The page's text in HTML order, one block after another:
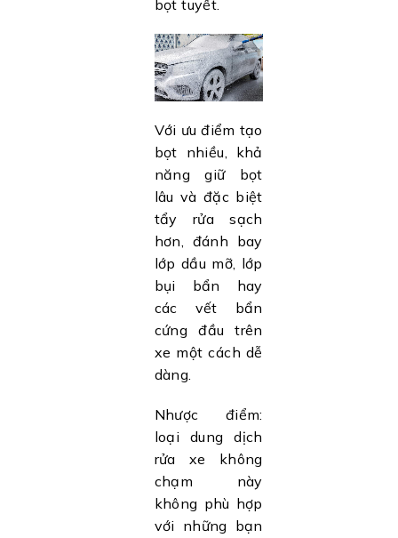
bọt tuyết.
Với ưu điểm tạo
bọt nhiều, khả
năng giữ bọt
lâu và đặc biệt
tẩy rửa sạch
hơn, đánh bay
lớp dầu mỡ, lớp
bụi bẩn hay
các vết bẩn
cứng đầu trên
xe một cách dễ
dàng.
Nhược điểm:
loại dung dịch
rửa xe không
chạm này
không phù hợp
với những bạn